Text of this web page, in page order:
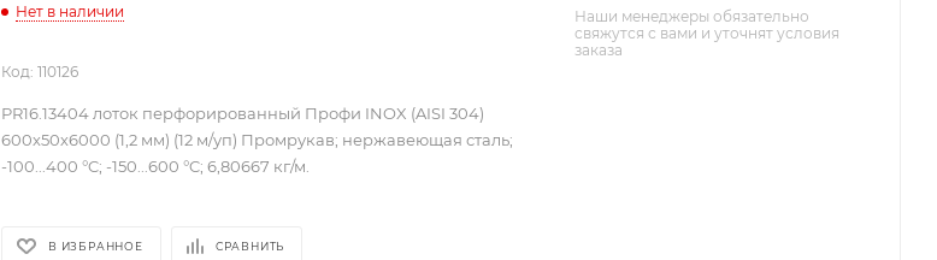
Нет в наличии
Код: 110126
PR16.13404 лоток перфорированный Профи INOX (AISI 304)
600х50х6000 (1,2 мм) (12 м/уп) Промрукав; нержавеющая сталь;
-100...400 °C; -150...600 °C; 6,80667 кг/м.
В ИЗБРАННОЕ СРАВНИТЬ
Наши менеджеры обязательно
свяжутся с вами и уточнят условия
заказа